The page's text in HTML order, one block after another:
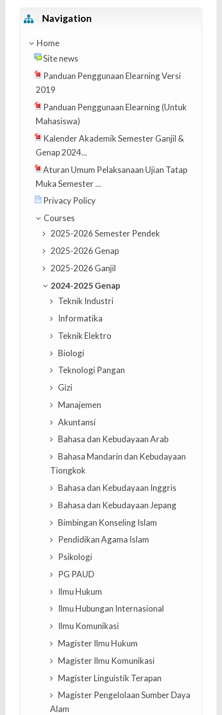
Skip Navigation
Navigation
Home
Site news
Panduan Penggunaan Elearning Versi
2019
Panduan Penggunaan Elearning (Untuk
Mahasiswa)
Kalender Akademik Semester Ganjil &
Genap 2024...
Aturan Umum Pelaksanaan Ujian Tatap
Muka Semester ...
Privacy Policy
Courses
2025-2026 Semester Pendek
2025-2026 Genap
2025-2026 Ganjil
2024-2025 Genap
Teknik Industri
Informatika
Teknik Elektro
Biologi
Teknologi Pangan
Gizi
Manajemen
Akuntansi
Bahasa dan Kebudayaan Arab
Bahasa Mandarin dan Kebudayaan
Tiongkok
Bahasa dan Kebudayaan Inggris
Bahasa dan Kebudayaan Jepang
Bimbingan Konseling Islam
Pendidikan Agama Islam
Psikologi
PG PAUD
Ilmu Hukum
Ilmu Hubungan Internasional
Ilmu Komunikasi
Magister Ilmu Hukum
Magister Ilmu Komunikasi
Magister Linguistik Terapan
Magister Pengelolaan Sumber Daya
Alam